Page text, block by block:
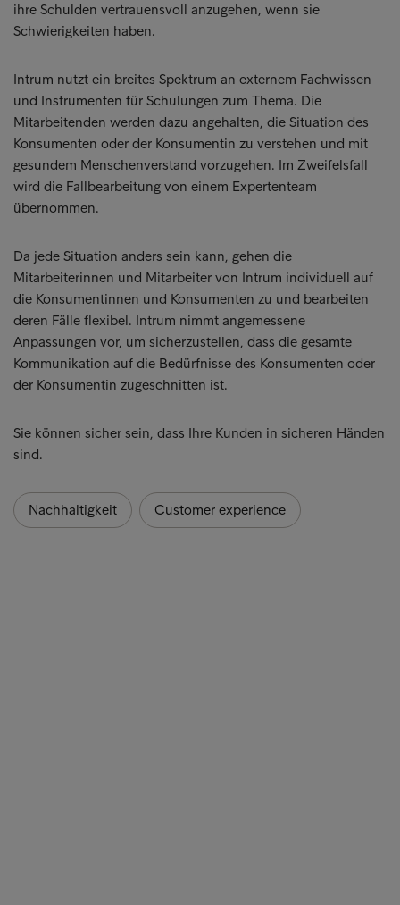
ihre Schulden vertrauensvoll anzugehen, wenn sie
Schwierigkeiten haben.
Intrum nutzt ein breites Spektrum an externem Fachwissen
und Instrumenten für Schulungen zum Thema. Die
Mitarbeitenden werden dazu angehalten, die Situation des
Konsumenten oder der Konsumentin zu verstehen und mit
gesundem Menschenverstand vorzugehen. Im Zweifelsfall
wird die Fallbearbeitung von einem Expertenteam
übernommen.
Da jede Situation anders sein kann, gehen die
Mitarbeiterinnen und Mitarbeiter von Intrum individuell auf
die Konsumentinnen und Konsumenten zu und bearbeiten
deren Fälle flexibel. Intrum nimmt angemessene
Anpassungen vor, um sicherzustellen, dass die gesamte
Kommunikation auf die Bedürfnisse des Konsumenten oder
der Konsumentin zugeschnitten ist.
Sie können sicher sein, dass Ihre Kunden in sicheren Händen
sind.
Nachhaltigkeit Customer experience